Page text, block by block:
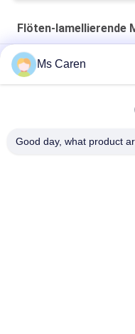
Flöten-lamellierende
Manuelle
Papierverarbeitung
Ms Caren
Good day, what product